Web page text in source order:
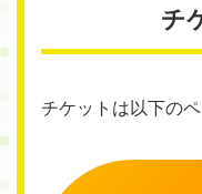
チ
チケットは以下の